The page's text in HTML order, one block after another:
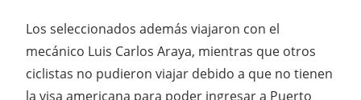
Los seleccionados además viajaron con el
mecánico Luis Carlos Araya, mientras que otros
ciclistas no pudieron viajar debido a que no tienen
la visa americana para poder ingresar a Puerto